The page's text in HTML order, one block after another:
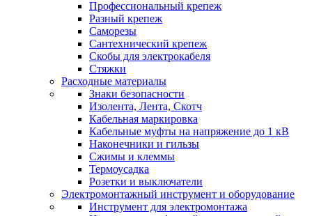
Профессиональный крепеж
Разный крепеж
Саморезы
Сантехнический крепеж
Скобы для электрокабеля
Стяжки
Расходные материалы
Знаки безопасности
Изолента, Лента, Скотч
Кабельная маркировка
Кабельные муфты на напряжение до 1 кВ
Наконечники и гильзы
Сжимы и клеммы
Термоусадка
Розетки и выключатели
Электромонтажный инструмент и оборудование
Инструмент для электромонтажа